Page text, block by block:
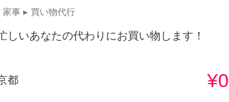
家事 ▸ 買い物代行
しいあなたの代わりにお買い物します！
都 ¥0